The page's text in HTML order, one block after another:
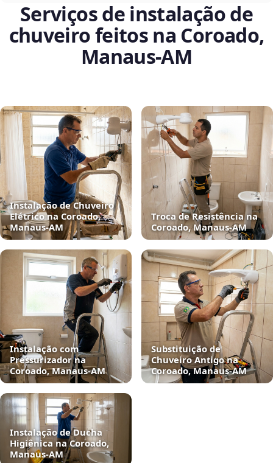
Serviços de instalação de
chuveiro feitos na Coroado,
Manaus‑AM
Instalação de Chuveiro
Elétrico na Coroado,
Manaus‑AM
Troca de Resistência na
Coroado, Manaus‑AM
Instalação com
Pressurizador na
Coroado, Manaus‑AM
Substituição de
Chuveiro Antigo na
Coroado, Manaus‑AM
Instalação de Ducha
Higiênica na Coroado,
Manaus‑AM